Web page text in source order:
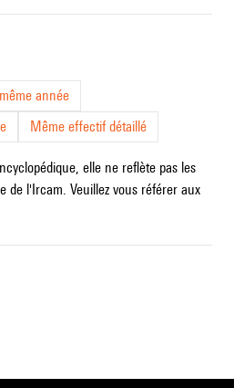
année
Même effectif détaillé
elle ne reflète pas les
de l'Ircam. Veuillez vous référer aux